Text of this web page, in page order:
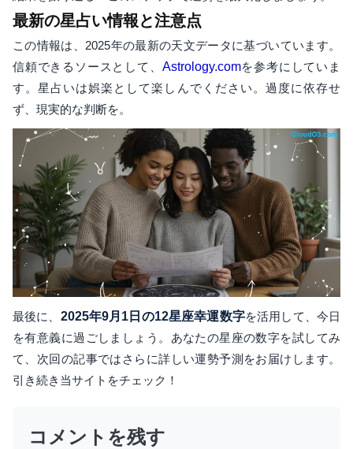
最新の星占い情報と注意点
この情報は、2025年の最新の天文データに基づいています。
信頼できるソースとして、 Astrology.comを参考にしていま
す。星占いは娯楽として楽しんでください。過度に依存せ
ず、現実的な判断を。
最後に、 2025年9月1日の12星座幸運数字を活用して、今日
を有意義に過ごしましょう。あなたの星座の数字を試してみ
て、次回の記事ではさらに詳しい運勢予測をお届けします。
引き続き当サイトをチェック！
コメントを残す